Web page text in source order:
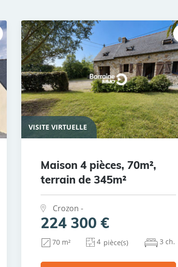
VISITE VIRTUELLE
Maison 4 pièces, 70m²,
terrain de 345m²
Crozon -
224 300 €
70 m² 4 pièce(s) 3 ch.